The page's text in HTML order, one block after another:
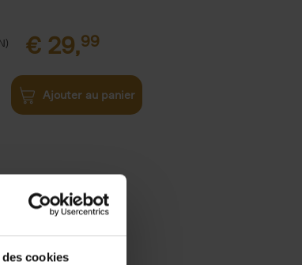
cookies
€ 29,99
Ajouter au panier
29,99